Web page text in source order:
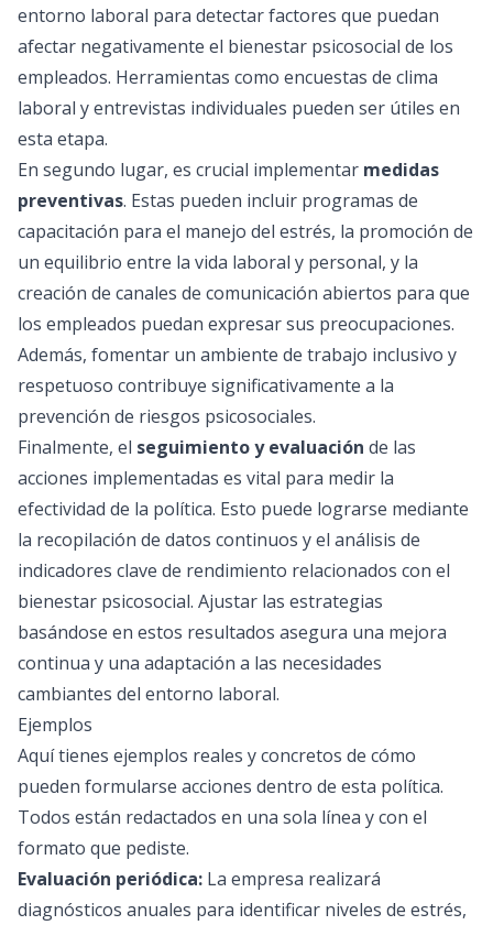
entorno laboral para detectar factores que puedan
afectar negativamente el bienestar psicosocial de los
empleados. Herramientas como encuestas de clima
laboral y entrevistas individuales pueden ser útiles en
esta etapa.
En segundo lugar, es crucial implementar medidas
preventivas. Estas pueden incluir programas de
capacitación para el manejo del estrés, la promoción de
un equilibrio entre la vida laboral y personal, y la
creación de canales de comunicación abiertos para que
los empleados puedan expresar sus preocupaciones.
Además, fomentar un ambiente de trabajo inclusivo y
respetuoso contribuye significativamente a la
prevención de riesgos psicosociales.
Finalmente, el seguimiento y evaluación de las
acciones implementadas es vital para medir la
efectividad de la política. Esto puede lograrse mediante
la recopilación de datos continuos y el análisis de
indicadores clave de rendimiento relacionados con el
bienestar psicosocial. Ajustar las estrategias
basándose en estos resultados asegura una mejora
continua y una adaptación a las necesidades
cambiantes del entorno laboral.
Ejemplos
Aquí tienes ejemplos reales y concretos de cómo
pueden formularse acciones dentro de esta política.
Todos están redactados en una sola línea y con el
formato que pediste.
Evaluación periódica: La empresa realizará
diagnósticos anuales para identificar niveles de estrés,